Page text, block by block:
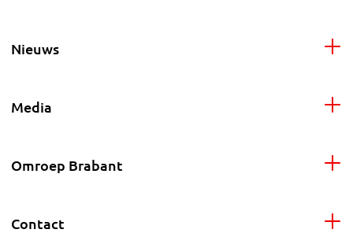
Nieuws
Media
Omroep Brabant
Contact